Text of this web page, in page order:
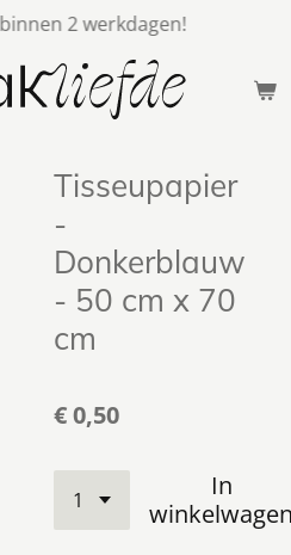
2 werkdagen!
Tisseupapier
-
Donkerblauw
- 50 cm x 70
cm
€ 0,50
In